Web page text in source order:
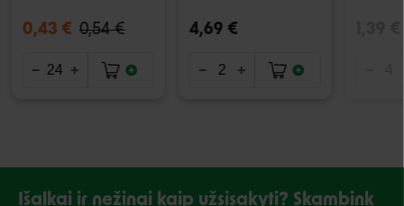
0,43 € 0,54 € 4,69 €
Išalkai ir nežinai kaip užsisakyti? Skambink